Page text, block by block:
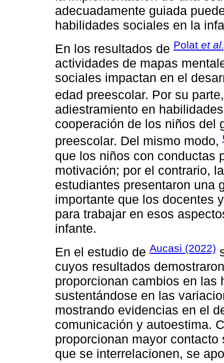
adecuadamente guiada
habilidades sociales en la
En los resultados de Polat et
actividades de mapas
sociales impactan en el
edad preescolar. Por su
adiestramiento en
cooperación de los niños del
preescolar. Del mismo modo,
que los niños con conductas
motivación; por el contrario,
estudiantes presentaron una
importante que los docentes
para trabajar en esos
infante.
En el estudio de Aucasi (2022)
cuyos resultados
proporcionan cambios en las
sustentándose en las
mostrando evidencias en el
comunicación y autoestima.
proporcionan mayor
que se interrelacionen, se